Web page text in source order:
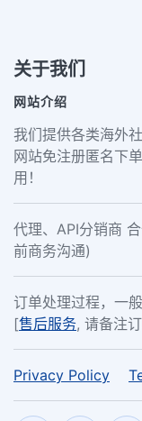
关于我们
网站介绍
我们提供各类海外
网站免注册匿名下
用！
代理、API分销商
前商务沟通)
订单处理过程，一
[售后服务, 请备注
Privacy Policy